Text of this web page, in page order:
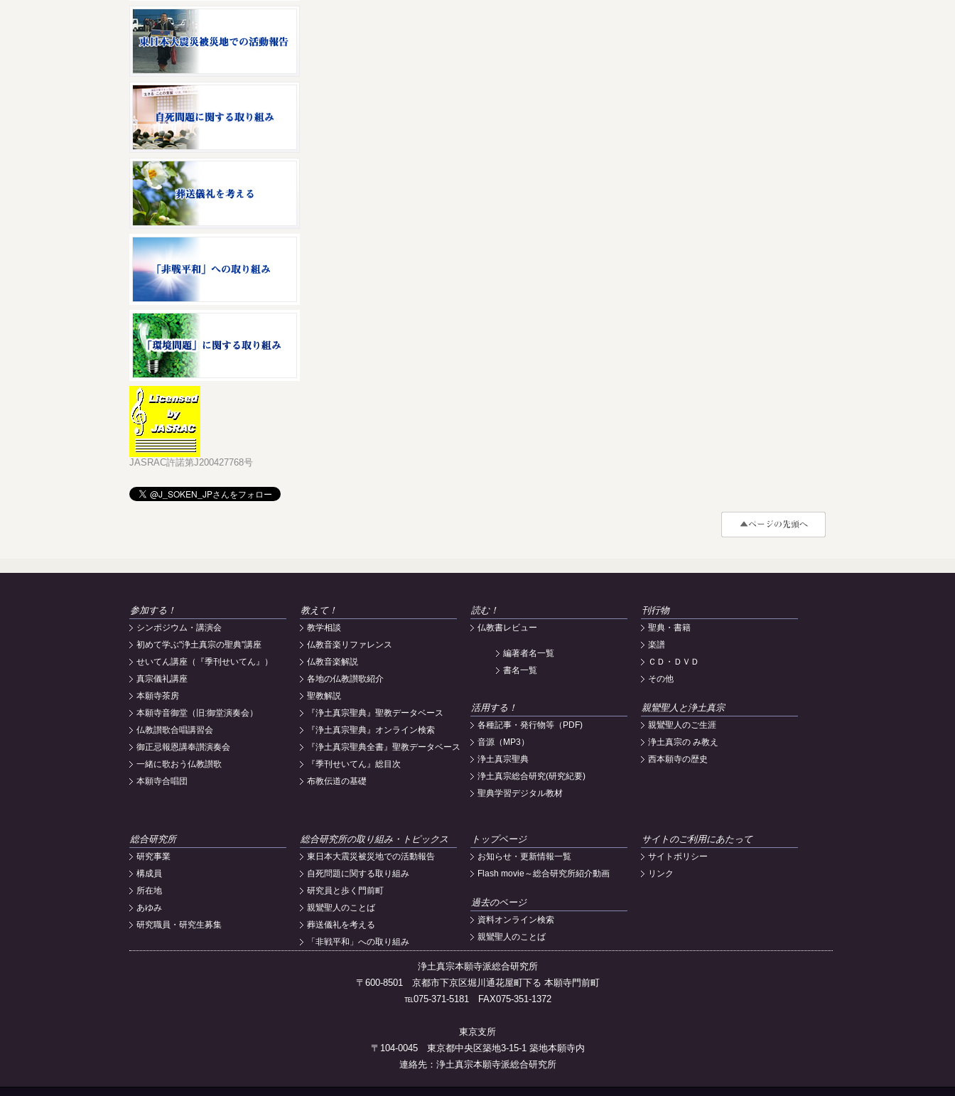
JASRAC許諾第J200427768号
参加する！
シンポジウム・講演会
初めて学ぶ"浄土真宗の聖典"講座
せいてん講座（『季刊せいてん』）
真宗儀礼講座
本願寺茶房
本願寺音御堂（旧:御堂演奏会）
仏教讃歌合唱講習会
御正忌報恩講奉讃演奏会
一緒に歌おう仏教讃歌
本願寺合唱団
教えて！
教学相談
仏教音楽リファレンス
仏教音楽解説
各地の仏教讃歌紹介
聖教解説
『浄土真宗聖典』聖教データベース
『浄土真宗聖典』オンライン検索
『浄土真宗聖典全書』聖教データベース
『季刊せいてん』総目次
布教伝道の基礎
読む！
仏教書レビュー
編著者名一覧
書名一覧
活用する！
各種記事・発行物等（PDF)
音源（MP3）
浄土真宗聖典
浄土真宗総合研究(研究紀要)
聖典学習デジタル教材
刊行物
聖典・書籍
楽譜
ＣＤ・ＤＶＤ
その他
親鸞聖人と浄土真宗
親鸞聖人のご生涯
浄土真宗の み教え
西本願寺の歴史
総合研究所
研究事業
構成員
所在地
あゆみ
研究職員・研究生募集
総合研究所の取り組み・トピックス
東日本大震災被災地での活動報告
自死問題に関する取り組み
研究員と歩く門前町
親鸞聖人のことば
葬送儀礼を考える
「非戦平和」への取り組み
トップページ
お知らせ・更新情報一覧
Flash movie～総合研究所紹介動画
過去のページ
資料オンライン検索
親鸞聖人のことば
サイトのご利用にあたって
サイトポリシー
リンク
浄土真宗本願寺派総合研究所
〒600-8501 京都市下京区堀川通花屋町下る 本願寺門前町
℡075-371-5181 FAX075-351-1372
東京支所
〒104-0045 東京都中央区築地3-15-1 築地本願寺内
連絡先：浄土真宗本願寺派総合研究所